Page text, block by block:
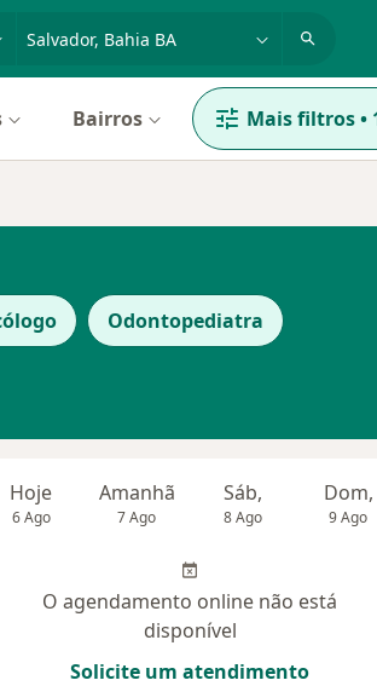
Bairros Mais filtros•
Odontopediatra
Hoje
6 Ago
Amanhã
7 Ago
Sáb,
8 Ago
Dom,
9 Ago
O agendamento online não está
disponível
Solicite um atendimento